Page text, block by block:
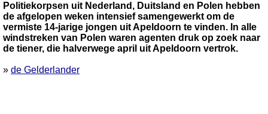
Politiekorpsen uit Nederland, Duitsland en Polen hebben
de afgelopen weken intensief samengewerkt om de
vermiste 14-jarige jongen uit Apeldoorn te vinden. In alle
windstreken van Polen waren agenten druk op zoek naar
de tiener, die halverwege april uit Apeldoorn vertrok.
» de Gelderlander